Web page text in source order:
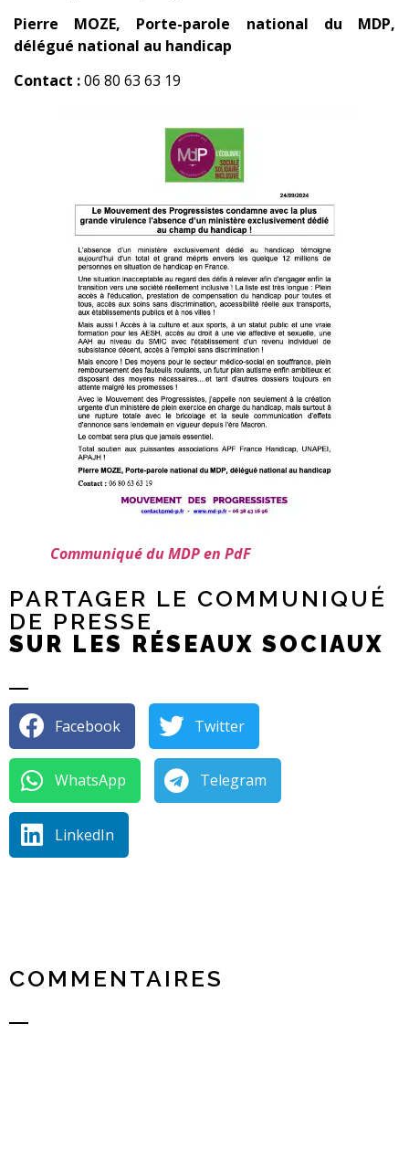
Pierre MOZE, Porte-parole national du MDP,
délégué national au handicap
Contact :06 80 63 63 19
Communiqué du MDP en PdF
PARTAGER LE COMMUNIQUÉ
DE PRESSE
SUR LES RÉSEAUX SOCIAUX
Facebook Twitter
WhatsApp Telegram
LinkedIn
COMMENTAIRES